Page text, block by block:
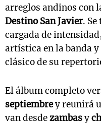
arreglos andinos con
Destino San Javier.
cargada de
artística en la banda
clásico de su
El álbum completo
septiembrey reunirá
van desdezambasy